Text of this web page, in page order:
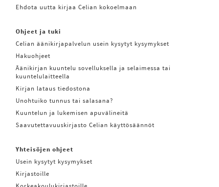
Ehdota uutta kirjaa Celian kokoelmaan
Ohjeet ja tuki
Celian äänikirjapalvelun usein kysytyt kysymykset
Hakuohjeet
Äänikirjan kuuntelu sovelluksella ja selaimessa tai
kuuntelulaitteella
Kirjan lataus tiedostona
Unohtuiko tunnus tai salasana?
Kuuntelun ja lukemisen apuvälineitä
Saavutettavuuskirjasto Celian käyttösäännöt
Yhteisöjen ohjeet
Usein kysytyt kysymykset
Kirjastoille